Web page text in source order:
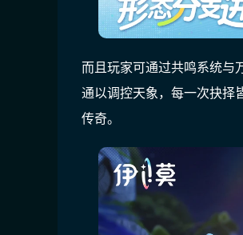
而且玩家可通过共鸣系统与
通以调控天象，每一次抉择
传奇。